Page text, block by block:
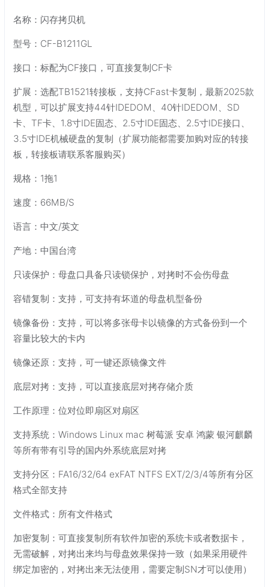
名称：闪存拷贝机
型号：CF-B1211GL
接口：标配为CF接口，可直接复制CF卡
扩展：选配TB1521转接板，支持CFast卡复制，最新2025款
机型，可以扩展支持44针IDEDOM、40针IDEDOM、SD
卡、TF卡、1.8寸IDE固态、2.5寸IDE固态、2.5寸IDE接口、
3.5寸IDE机械硬盘的复制（扩展功能都需要加购对应的转接
板，转接板请联系客服购买）
规格：1拖1
速度：66MB/S
语言：中文/英文
产地：中国台湾
只读保护：母盘口具备只读锁保护，对拷时不会伤母盘
容错复制：支持，可支持有坏道的母盘机型备份
镜像备份：支持，可以将多张母卡以镜像的方式备份到一个
容量比较大的卡内
镜像还原：支持，可一键还原镜像文件
底层对拷：支持，可以直接底层对拷存储介质
工作原理：位对位即扇区对扇区
支持系统：Windows Linux mac 树莓派 安卓 鸿蒙 银河麒麟
等所有带有引导的国内外系统底层对拷
支持分区：FA16/32/64 exFAT NTFS EXT/2/3/4等所有分区
格式全部支持
文件格式：所有文件格式
加密复制：可直接复制所有软件加密的系统卡或者数据卡，
无需破解，对拷出来均与母盘效果保持一致（如果采用硬件
绑定加密的，对拷出来无法使用，需要定制SN才可以使用）